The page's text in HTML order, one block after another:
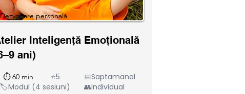
Dezvoltare personală
Inteligență Emoțională
ani)
⏱ 60 min
⭐5
🏷️Modul (4 sesiuni)
📅Saptamanal
👥Individual